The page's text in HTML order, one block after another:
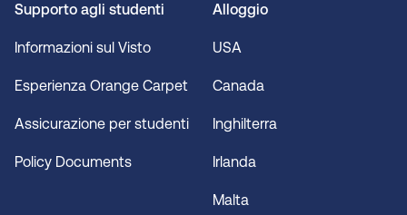
Supporto agli studenti
Informazioni sul Visto
Esperienza Orange Carpet
Assicurazione per studenti
Policy Documents
Alloggio
USA
Canada
Inghilterra
Irlanda
Malta